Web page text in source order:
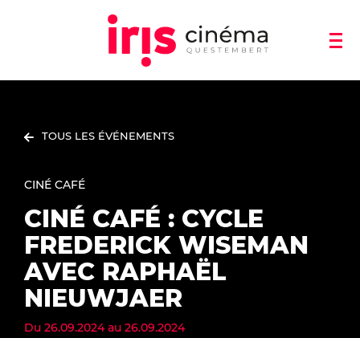
TOUS LES ÉVÉNEMENTS
CINÉ CAFÉ
CINÉ CAFÉ : CYCLE
FREDERICK WISEMAN
AVEC RAPHAËL
NIEUWJAER
Du 26.09.2024au 26.09.2024